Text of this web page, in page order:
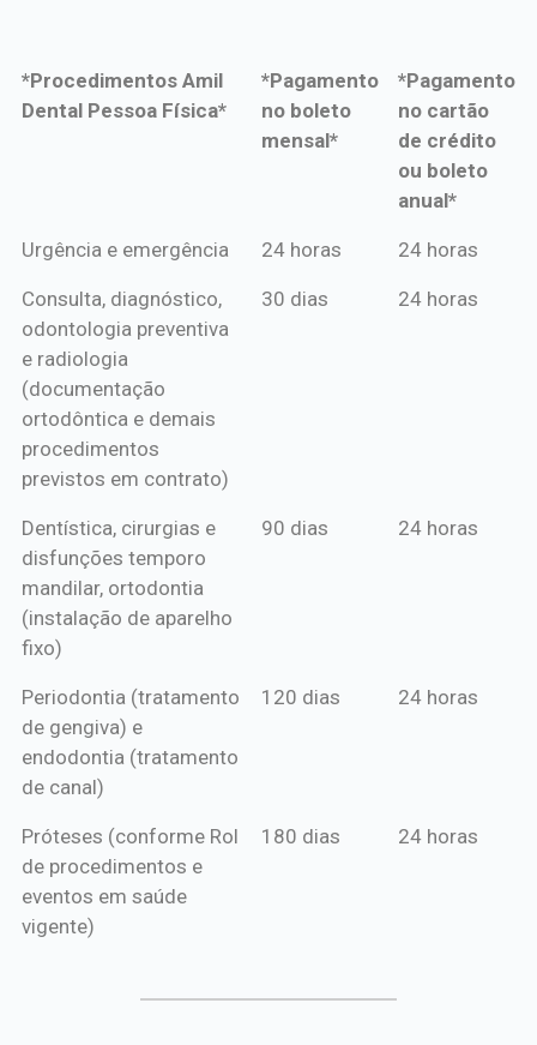
*Procedimentos Amil
Dental Pessoa Física*
*Pagamento
no boleto
mensal*
*Pagamento
no cartão
de crédito
ou boleto
anual*
*Procedimentos Amil
*Pagamento
mensal*
*Pagamento
de crédito
Urgência e emergência 24 horas 24 horas
Consulta, diagnóstico,
odontologia preventiva
e radiologia
(documentação
ortodôntica e demais
procedimentos
previstos em contrato)
30 dias 24 horas
Dentística, cirurgias e
disfunções temporo
mandilar, ortodontia
(instalação de aparelho
fixo)
90 dias 24 horas
Periodontia (tratamento
de gengiva) e
endodontia (tratamento
de canal)
120 dias 24 horas
Próteses (conforme Rol
de procedimentos e
eventos em saúde
vigente)
180 dias 24 horas